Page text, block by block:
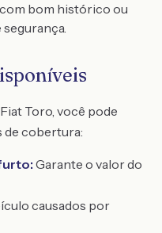
bom histórico ou
Toro, você pode
cobertura:
Garante o valor do
causados por